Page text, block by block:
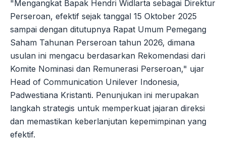
"Mengangkat Bapak Hendri Widlarta sebagai Direktur
Perseroan, efektif sejak tanggal 15 Oktober 2025
sampai dengan ditutupnya Rapat Umum Pemegang
Saham Tahunan Perseroan tahun 2026, dimana
usulan ini mengacu berdasarkan Rekomendasi dari
Komite Nominasi dan Remunerasi Perseroan," ujar
Head of Communication Unilever Indonesia,
Padwestiana Kristanti. Penunjukan ini merupakan
langkah strategis untuk memperkuat jajaran direksi
dan memastikan keberlanjutan kepemimpinan yang
efektif.